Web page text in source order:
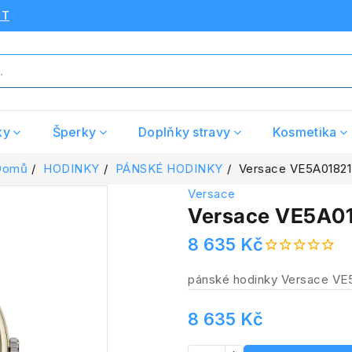
Šperky Doplňky stravy Kosmetika
HODINKY PÁNSKÉ HODINKY
Versace VE5A01821
Versace
Versace
8 635 Kč
pánské hodinky Versace
8 635 Kč